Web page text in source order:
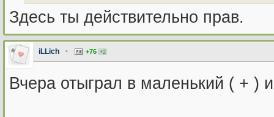
Здесь ты действительно прав.
iLLich • +76 +2
Вчера отыграл в маленький ( + )